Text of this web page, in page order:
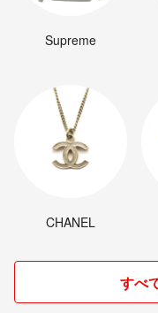
Supreme
CHANEL
すべ